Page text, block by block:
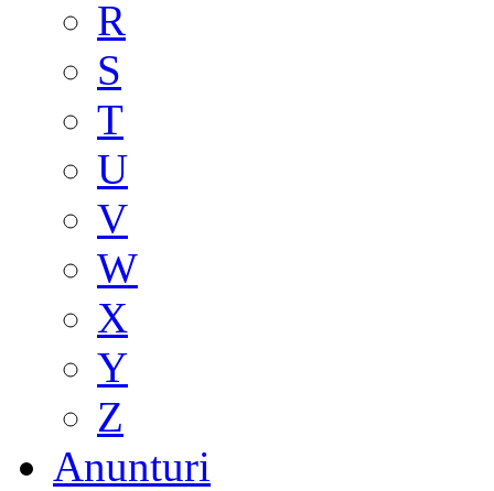
R
S
T
U
V
W
X
Y
Z
Anunturi